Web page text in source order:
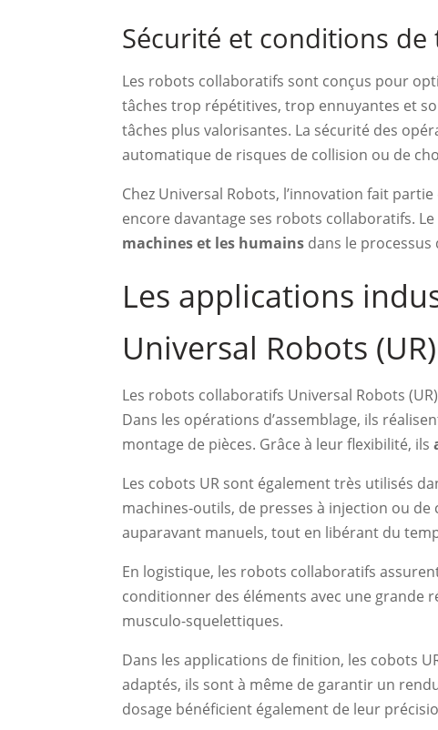
Sécurité et conditions
Les robots collaboratifs sont conçus pour
tâches trop répétitives, trop ennuyantes et
tâches plus valorisantes. La sécurité des
automatique de risques de collision ou de
Chez Universal Robots, l’innovation fait
encore davantage ses robots collaboratifs. Le
machines et les humains dans le
Les applications
Universal Robots (UR)
Les robots collaboratifs Universal Robots
Dans les opérations d’assemblage, ils
montage de pièces. Grâce à leur flexibilité, ils
Les cobots UR sont également très utilisés
machines-outils, de presses à injection ou
auparavant manuels, tout en libérant du
En logistique, les robots collaboratifs
conditionner des éléments avec une grande
musculo-squelettiques.
Dans les applications de finition, les cobots
adaptés, ils sont à même de garantir un
dosage bénéficient également de leur